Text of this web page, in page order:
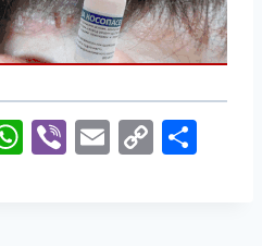
W Vi E C